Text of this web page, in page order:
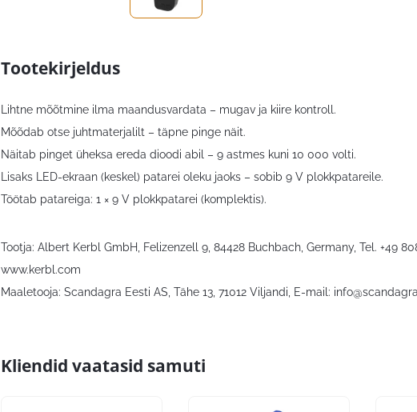
Tootekirjeldus
Lihtne mõõtmine ilma maandusvardata – mugav ja kiire kontroll.
Mõõdab otse juhtmaterjalilt – täpne pinge näit.
Näitab pinget üheksa ereda dioodi abil – 9 astmes kuni 10 000 volti.
Lisaks LED-ekraan (keskel) patarei oleku jaoks – sobib 9 V plokkpatareile.
Töötab patareiga: 1 × 9 V plokkpatarei (komplektis).
Tootja: Albert Kerbl GmbH, Felizenzell 9, 84428 Buchbach, Germany, Tel. +49
www.kerbl.com
Maaletooja: Scandagra Eesti AS, Tähe 13, 71012 Viljandi, E-mail:
Kliendid vaatasid samuti